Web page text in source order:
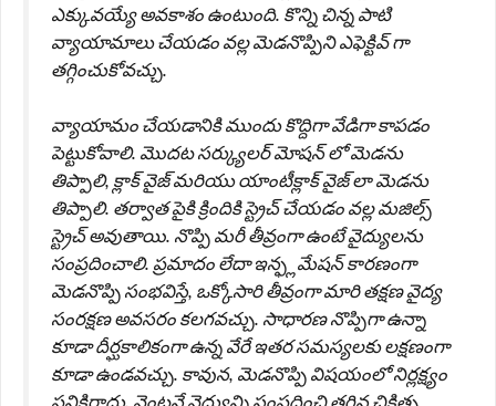
ఎక్కువయ్యే అవకాశం ఉంటుంది. కొన్ని చిన్న పాటి
వ్యాయామాలు చేయడం వల్ల మెడనొప్పిని ఎఫెక్టివ్ గా
తగ్గించుకోవచ్చు.
వ్యాయామం చేయడానికి ముందు కొద్దిగా వేడిగా కాపడం
పెట్టుకోవాలి. మొదట సర్క్యులర్ మోషన్ లో మెడను
తిప్పాలి, క్లాక్ వైజ్ మరియు యాంటీక్లాక్ వైజ్ లా మెడను
తిప్పాలి. తర్వాత పైకి క్రిందికి స్ట్రెచ్ చేయడం వల్ల మజిల్స్
స్ట్రెచ్ అవుతాయి. నొప్పి మరీ తీవ్రంగా ఉంటే వైద్యులను
సంప్రదించాలి. ప్రమాదం లేదా ఇన్ఫ్లమేషన్ కారణంగా
మెడనొప్పి సంభవిస్తే, ఒక్కోసారి తీవ్రంగా మారి తక్షణ వైద్య
సంరక్షణ అవసరం కలగవచ్చు. సాధారణ నొప్పిగా ఉన్నా
కూడా దీర్ఘకాలికంగా ఉన్న వేరే ఇతర సమస్యలకు లక్షణంగా
కూడా ఉండవచ్చు. కావున, మెడనొప్పి విషయంలో నిర్లక్ష్యం